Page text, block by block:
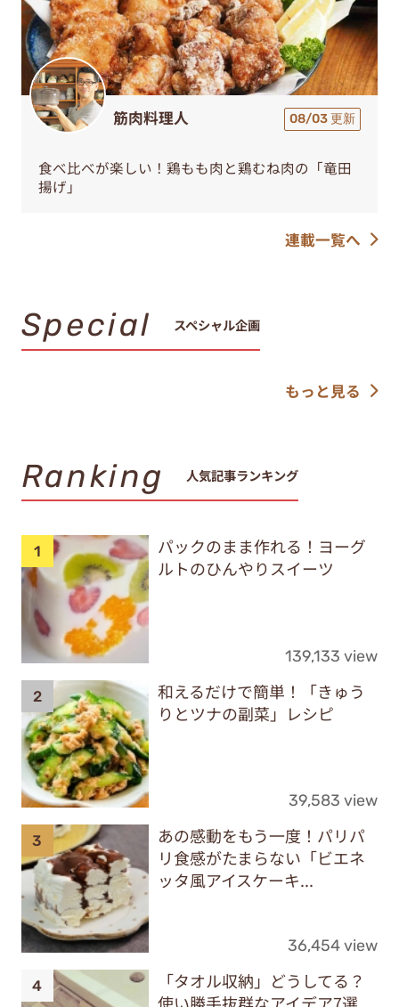
筋肉料理人 08/03 更新
食べ比べが楽しい！鶏もも肉と鶏むね肉の「竜田
揚げ」
連載一覧へ
Special スペシャル企画
もっと見る
Ranking 人気記事ランキング
パックのまま作れる！ヨーグ
ルトのひんやりスイーツ
139,133 view
和えるだけで簡単！「きゅう
りとツナの副菜」レシピ
39,583 view
あの感動をもう一度！パリパ
リ食感がたまらない「ビエネ
ッタ風アイスケーキ...
36,454 view
「タオル収納」どうしてる？
使い勝手抜群なアイデア7選